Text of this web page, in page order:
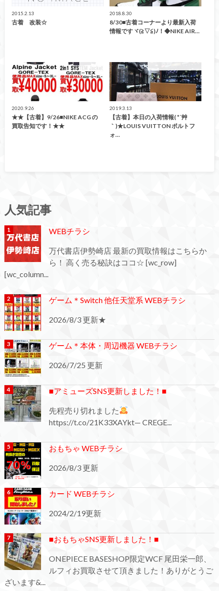
2015.2.13
古着 改装☆
2018.8.30
8/30■古着コーナーより最新入荷
情報ですヾ(≧▽≦)ﾉ！◆NIKE AIR…
買取告知
2020.9.26
★★【古着】9/26■NIKE ACG の
買取告知です！★★
2019.3.13
【古着】本日の入荷情報( *´艸
｀)★LOUIS VUITTON ポルトフ
ォ…
人気記事
WEBチラシ
万代書店伊勢崎店 最新の買取情報はこちらか
ら！ 高く売る秘訣はココ☆ [wc_row]
[wc_column...
ゲーム＊Switch 他任天堂系 WEBチラシ
2026/8/3 更新★
ゲーム＊本体・周辺機器 WEBチラシ
2026/7/25 更新
■アミューズSNS更新しました！■
先程売り切れました
https://t.co/21K33XAYkt— CREGE...
おもちゃ WEBチラシ
2026/8/3 更新
カード WEBチラシ
2024/2/19更新
■おもちゃSNS更新しました！■
ONEPIECE BASESHOP限定WCF 尾田栄一郎、
ルフィお買取させて頂きました！ありがとうご
ざいます&...